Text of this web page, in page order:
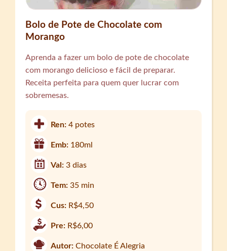
Bolo de Pote de Chocolate com
Morango
Aprenda a fazer um bolo de pote de chocolate
com morango delicioso e fácil de preparar.
Receita perfeita para quem quer lucrar com
sobremesas.
Ren:4 potes
Emb: 180ml
Val:3 dias
Tem:35 min
Cus: R$4,50
Pre: R$6,00
Autor: Chocolate É Alegria